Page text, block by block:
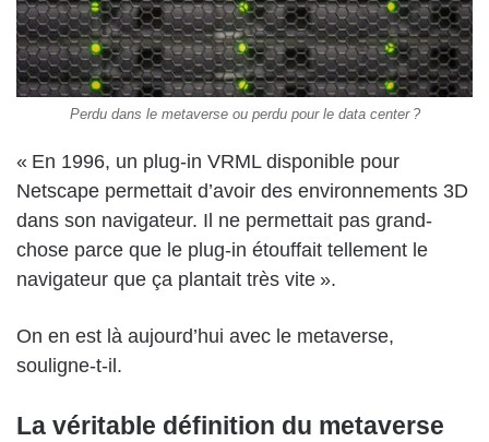
Perdu dans le metaverse ou perdu pour le data center ?
« En 1996, un plug-in VRML disponible pour
Netscape permettait d’avoir des environnements 3D
dans son navigateur. Il ne permettait pas grand-
chose parce que le plug-in étouffait tellement le
navigateur que ça plantait très vite ».
On en est là aujourd’hui avec le metaverse,
souligne-t-il.
La véritable définition du metaverse